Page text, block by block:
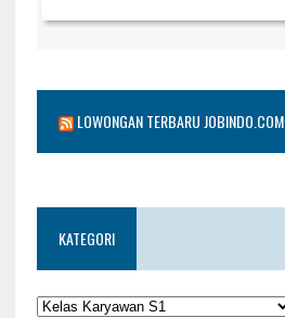
LOWONGAN TERBARU JOBINDO.COM
KATEGORI
KATEGORI